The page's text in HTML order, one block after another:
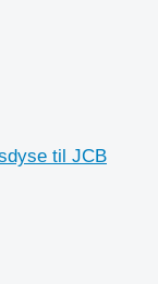
til JCB